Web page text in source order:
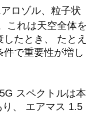
ロゾル、粒子状
これは天空全体を
たとき、 たとえ
で重要性が増し
スペクトルは本
、 エアマス 1.5